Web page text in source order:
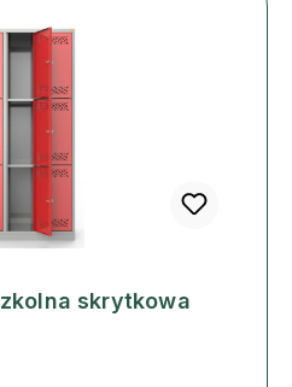
skrytkowa